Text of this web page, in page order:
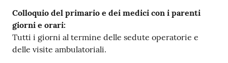
Colloquio del primario e dei medici con i parenti
giorni e orari:
Tutti i giorni al termine delle sedute operatorie e
delle visite ambulatoriali.